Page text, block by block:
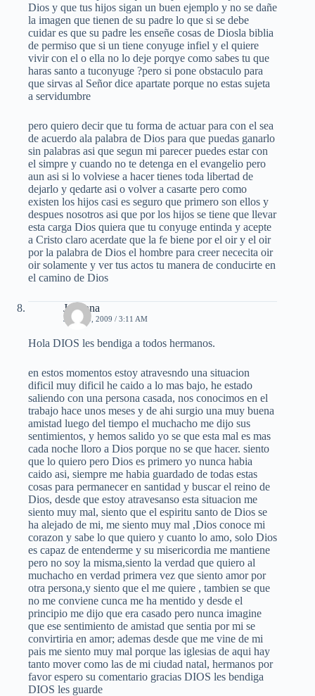
Dios y que tus hijos sigan un buen ejemplo y no se dañe
la imagen que tienen de su padre lo que si se debe
cuidar es que su padre les enseñe cosas de Diosla biblia
de permiso que si un tiene conyuge infiel y el quiere
vivir con el o ella no lo deje porqye como sabes tu que
haras santo a tuconyuge ?pero si pone obstaculo para
que sirvas al Señor dice apartate porque no estas sujeta
a servidumbre
pero quiero decir que tu forma de actuar para con el sea
de acuerdo ala palabra de Dios para que puedas ganarlo
sin palabras asi que segun mi parecer puedes estar con
el simpre y cuando no te detenga en el evangelio pero
aun asi si lo volviese a hacer tienes toda libertad de
dejarlo y qedarte asi o volver a casarte pero como
existen los hijos casi es seguro que primero son ellos y
despues nosotros asi que por los hijos se tiene que llevar
esta carga Dios quiera que tu conyuge entinda y acepte
a Cristo claro acerdate que la fe biene por el oir y el oir
por la palabra de Dios el hombre para creer nececita oir
oir solamente y ver tus actos tu manera de conducirte en
el camino de Dios
Johanna
JULIO 5, 2009 / 3:11 AM
Hola DIOS les bendiga a todos hermanos.
en estos momentos estoy atravesndo una situacion
dificil muy dificil he caido a lo mas bajo, he estado
saliendo con una persona casada, nos conocimos en el
trabajo hace unos meses y de ahi surgio una muy buena
amistad luego del tiempo el muchacho me dijo sus
sentimientos, y hemos salido yo se que esta mal es mas
cada noche lloro a Dios porque no se que hacer. siento
que lo quiero pero Dios es primero yo nunca habia
caido asi, siempre me habia guardado de todas estas
cosas para permanecer en santidad y buscar el reino de
Dios, desde que estoy atravesanso esta situacion me
siento muy mal, siento que el espiritu santo de Dios se
ha alejado de mi, me siento muy mal ,Dios conoce mi
corazon y sabe lo que quiero y cuanto lo amo, solo Dios
es capaz de entenderme y su misericordia me mantiene
pero no soy la misma,siento la verdad que quiero al
muchacho en verdad primera vez que siento amor por
otra persona,y siento que el me quiere , tambien se que
no me conviene cunca me ha mentido y desde el
principio me dijo que era casado pero nunca imagine
que ese sentimiento de amistad que sentia por mi se
convirtiria en amor; ademas desde que me vine de mi
pais me siento muy mal porque las iglesias de aqui hay
tanto mover como las de mi ciudad natal, hermanos por
favor espero su comentario gracias DIOS les bendiga
DIOS les guarde